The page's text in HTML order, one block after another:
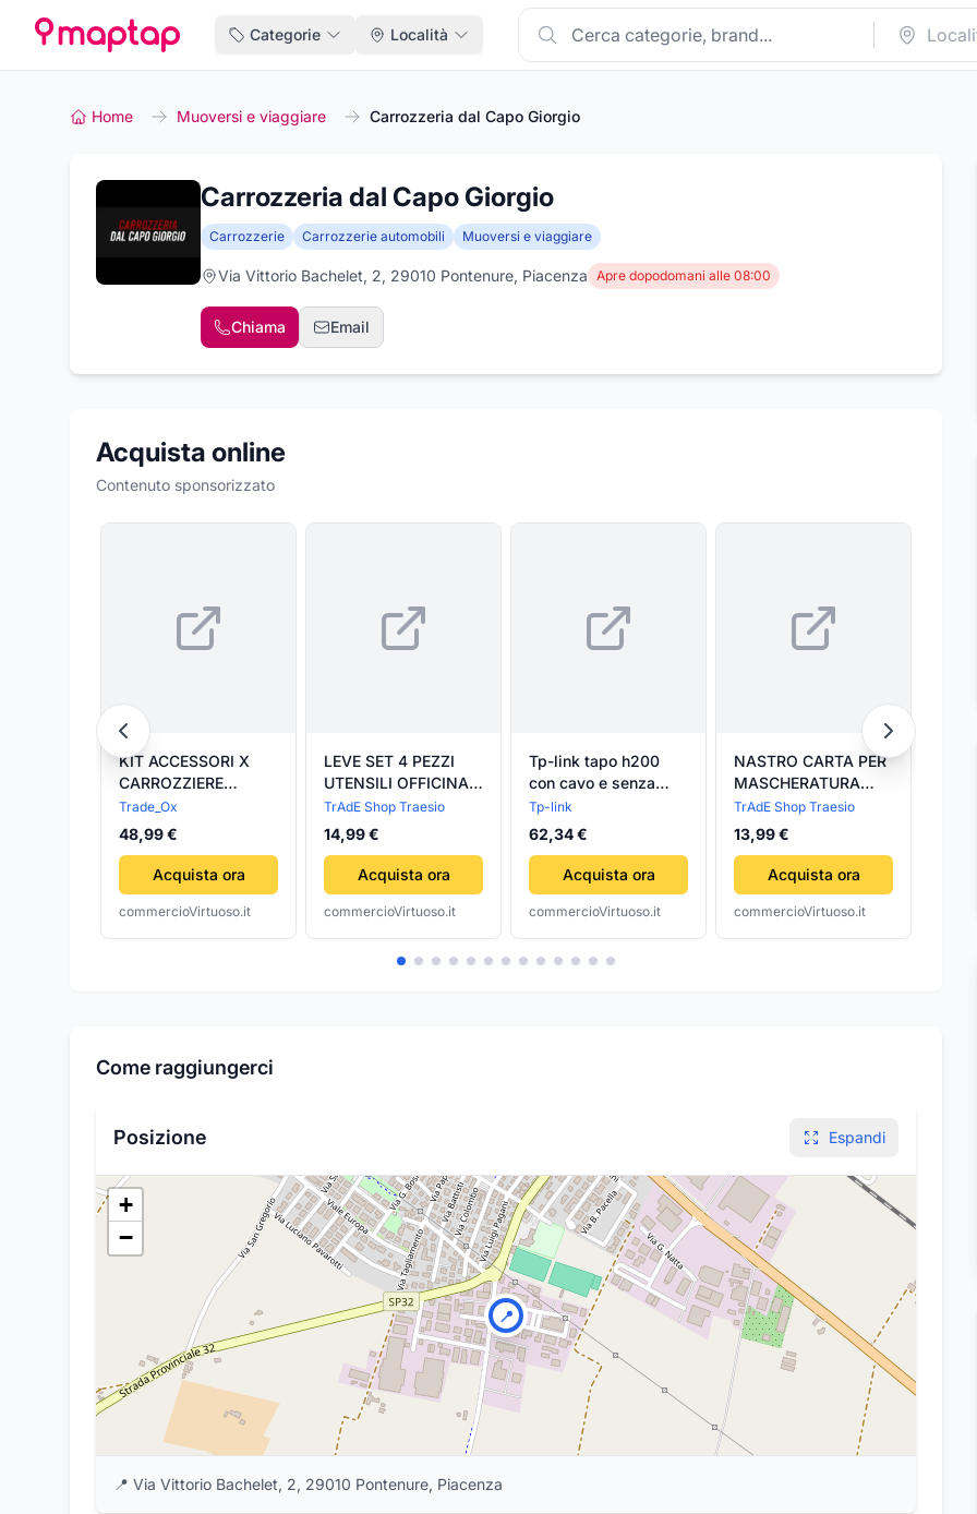
Categorie Località
Home Muoversi e viaggiare Carrozzeria dal Capo Giorgio
Carrozzeria dal Capo Giorgio
Carrozzerie Carrozzerie automobili Muoversi e viaggiare
Via Vittorio Bachelet, 2, 29010 Pontenure, Piacenza Apre dopodomani alle 08:00
Chiama Email
Acquista online
Contenuto sponsorizzato
KIT ACCESSORI X
CARROZZIERE
CARROZZERIE
ATTREZZI 4 TASSI 3
MARTELLI IN
VALIGIA
Trade_Ox
48,99 €
Acquista ora
commercioVirtuoso.it
LEVE SET 4 PEZZI
UTENSILI OFFICINA
MECCANICO
GOMMISTA
CARROZZERIA
CARROZZIERE
TrAdE Shop Traesio
14,99 €
Acquista ora
commercioVirtuoso.it
Tp-link tapo h200
con cavo e senza
cavo bianco - 147179
Tp-link
62,34 €
Acquista ora
commercioVirtuoso.it
NASTRO CARTA PER
MASCHERATURA
VERNICIATURA
50MTX50MM 6
ROTOLI
CARROZZIERE
PITTURA
TrAdE Shop Traesio
13,99 €
Acquista ora
commercioVirtuoso.it
Come raggiungerci
Posizione Espandi
📍
+
−
📍 Via Vittorio Bachelet, 2, 29010 Pontenure, Piacenza